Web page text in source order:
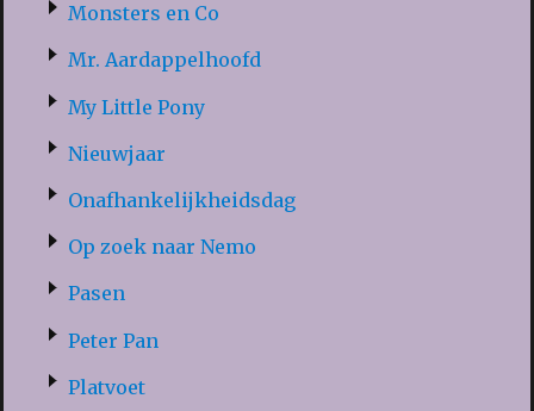
Monsters en Co
Mr. Aardappelhoofd
My Little Pony
Nieuwjaar
Onafhankelijkheidsdag
Op zoek naar Nemo
Pasen
Peter Pan
Platvoet